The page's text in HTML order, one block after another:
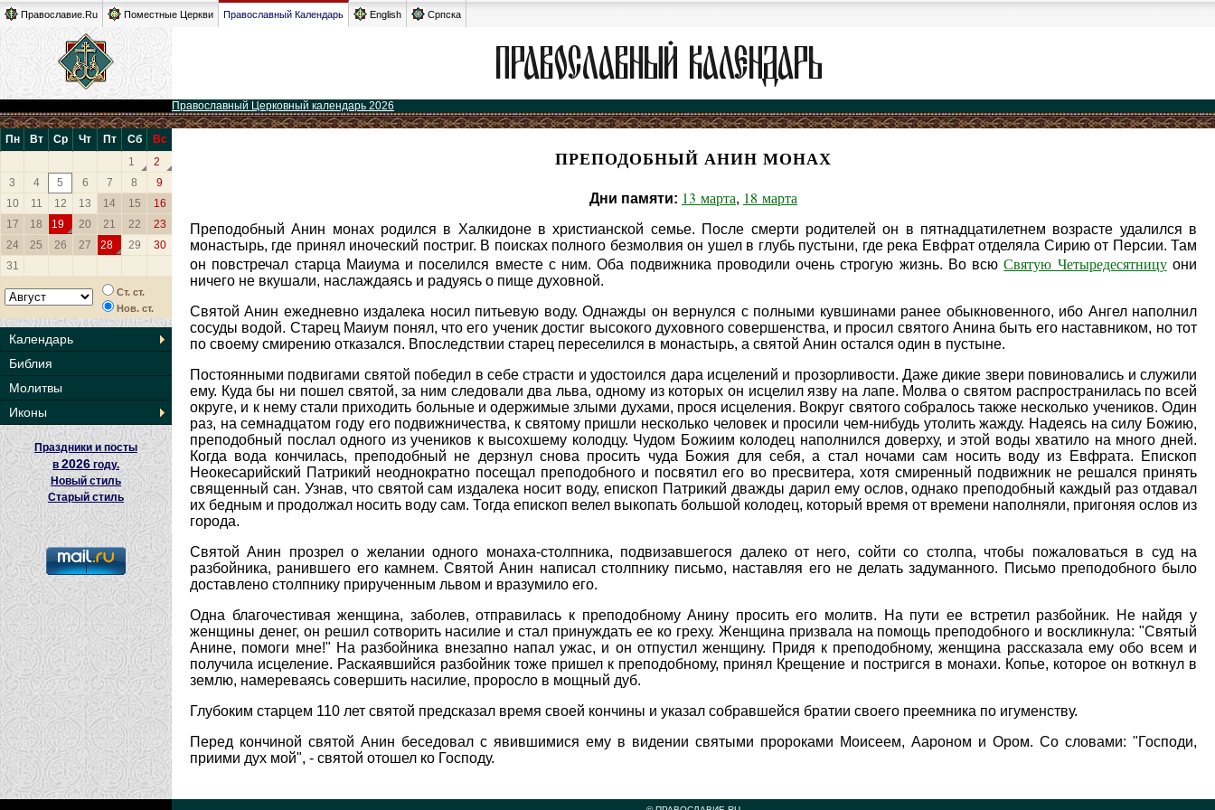
Православие.Ru Поместные Церкви Православный Календарь English Српска
Православный Церковный календарь 2026
Пн Вт Ср Чт Пт Сб
Вс
1
2
3
4 5 6 7 8
9
10
11 12 13 14 15
16
17
18 19 20 21 22
23
24
25 26 27 28 29
30
31
Ст. ст.
Нов. ст.
Календарь
Библия
Молитвы
Иконы
Праздники и посты
в 2026 году.
Новый стиль
Старый стиль
ПРЕПОДОБНЫЙ АНИН МОНАХ
Дни памяти: 13 марта, 18 марта
Преподобный Анин монах родился в Халкидоне в христианской семье. После смерти родителей он в пятнадцатилетнем возрасте удалился в
монастырь, где принял иноческий постриг. В поисках полного безмолвия он ушел в глубь пустыни, где река Евфрат отделяла Сирию от Персии. Там
он повстречал старца Маиума и поселился вместе с ним. Оба подвижника проводили очень строгую жизнь. Во всюСвятую Четыредесятницуони
ничего не вкушали, наслаждаясь и радуясь о пище духовной.
Святой Анин ежедневно издалека носил питьевую воду. Однажды он вернулся с полными кувшинами ранее обыкновенного, ибо Ангел наполнил
сосуды водой. Старец Маиум понял, что его ученик достиг высокого духовного совершенства, и просил святого Анина быть его наставником, но тот
по своему смирению отказался. Впоследствии старец переселился в монастырь, а святой Анин остался один в пустыне.
Постоянными подвигами святой победил в себе страсти и удостоился дара исцелений и прозорливости. Даже дикие звери повиновались и служили
ему. Куда бы ни пошел святой, за ним следовали два льва, одному из которых он исцелил язву на лапе. Молва о святом распространилась по всей
округе, и к нему стали приходить больные и одержимые злыми духами, прося исцеления. Вокруг святого собралось также несколько учеников. Один
раз, на семнадцатом году его подвижничества, к святому пришли несколько человек и просили чем-нибудь утолить жажду. Надеясь на силу Божию,
преподобный послал одного из учеников к высохшему колодцу. Чудом Божиим колодец наполнился доверху, и этой воды хватило на много дней.
Когда вода кончилась, преподобный не дерзнул снова просить чуда Божия для себя, а стал ночами сам носить воду из Евфрата. Епископ
Неокесарийский Патрикий неоднократно посещал преподобного и посвятил его во пресвитера, хотя смиренный подвижник не решался принять
священный сан. Узнав, что святой сам издалека носит воду, епископ Патрикий дважды дарил ему ослов, однако преподобный каждый раз отдавал
их бедным и продолжал носить воду сам. Тогда епископ велел выкопать большой колодец, который время от времени наполняли, пригоняя ослов из
города.
Святой Анин прозрел о желании одного монаха-столпника, подвизавшегося далеко от него, сойти со столпа, чтобы пожаловаться в суд на
разбойника, ранившего его камнем. Святой Анин написал столпнику письмо, наставляя его не делать задуманного. Письмо преподобного было
доставлено столпнику прирученным львом и вразумило его.
Одна благочестивая женщина, заболев, отправилась к преподобному Анину просить его молитв. На пути ее встретил разбойник. Не найдя у
женщины денег, он решил сотворить насилие и стал принуждать ее ко греху. Женщина призвала на помощь преподобного и воскликнула: "Святый
Анине, помоги мне!" На разбойника внезапно напал ужас, и он отпустил женщину. Придя к преподобному, женщина рассказала ему обо всем и
получила исцеление. Раскаявшийся разбойник тоже пришел к преподобному, принял Крещение и постригся в монахи. Копье, которое он воткнул в
землю, намереваясь совершить насилие, проросло в мощный дуб.
Глубоким старцем 110 лет святой предсказал время своей кончины и указал собравшейся братии своего преемника по игуменству.
Перед кончиной святой Анин беседовал с явившимися ему в видении святыми пророками Моисеем, Аароном и Ором. Со словами: "Господи,
приими дух мой", - святой отошел ко Господу.